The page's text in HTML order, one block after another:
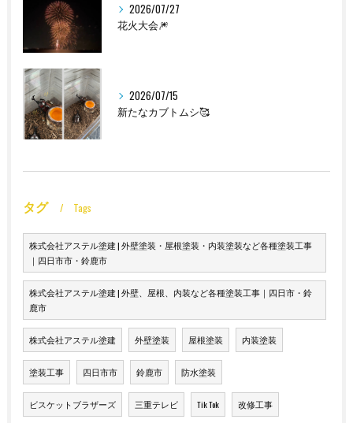
2026/07/27
花火大会🎆
2026/07/15
新たなカブトムシ🥰
タグ Tags
株式会社アステル塗建 | 外壁塗装・屋根塗装・内装塗装など各種塗装工事
｜四日市市・鈴鹿市
株式会社アステル塗建 | 外壁、屋根、内装など各種塗装工事｜四日市・鈴
鹿市
株式会社アステル塗建 外壁塗装 屋根塗装 内装塗装
塗装工事 四日市市 鈴鹿市 防水塗装
ビスケットブラザーズ 三重テレビ Tik Tok 改修工事